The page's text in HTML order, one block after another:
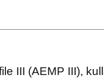
III (AEMP III),